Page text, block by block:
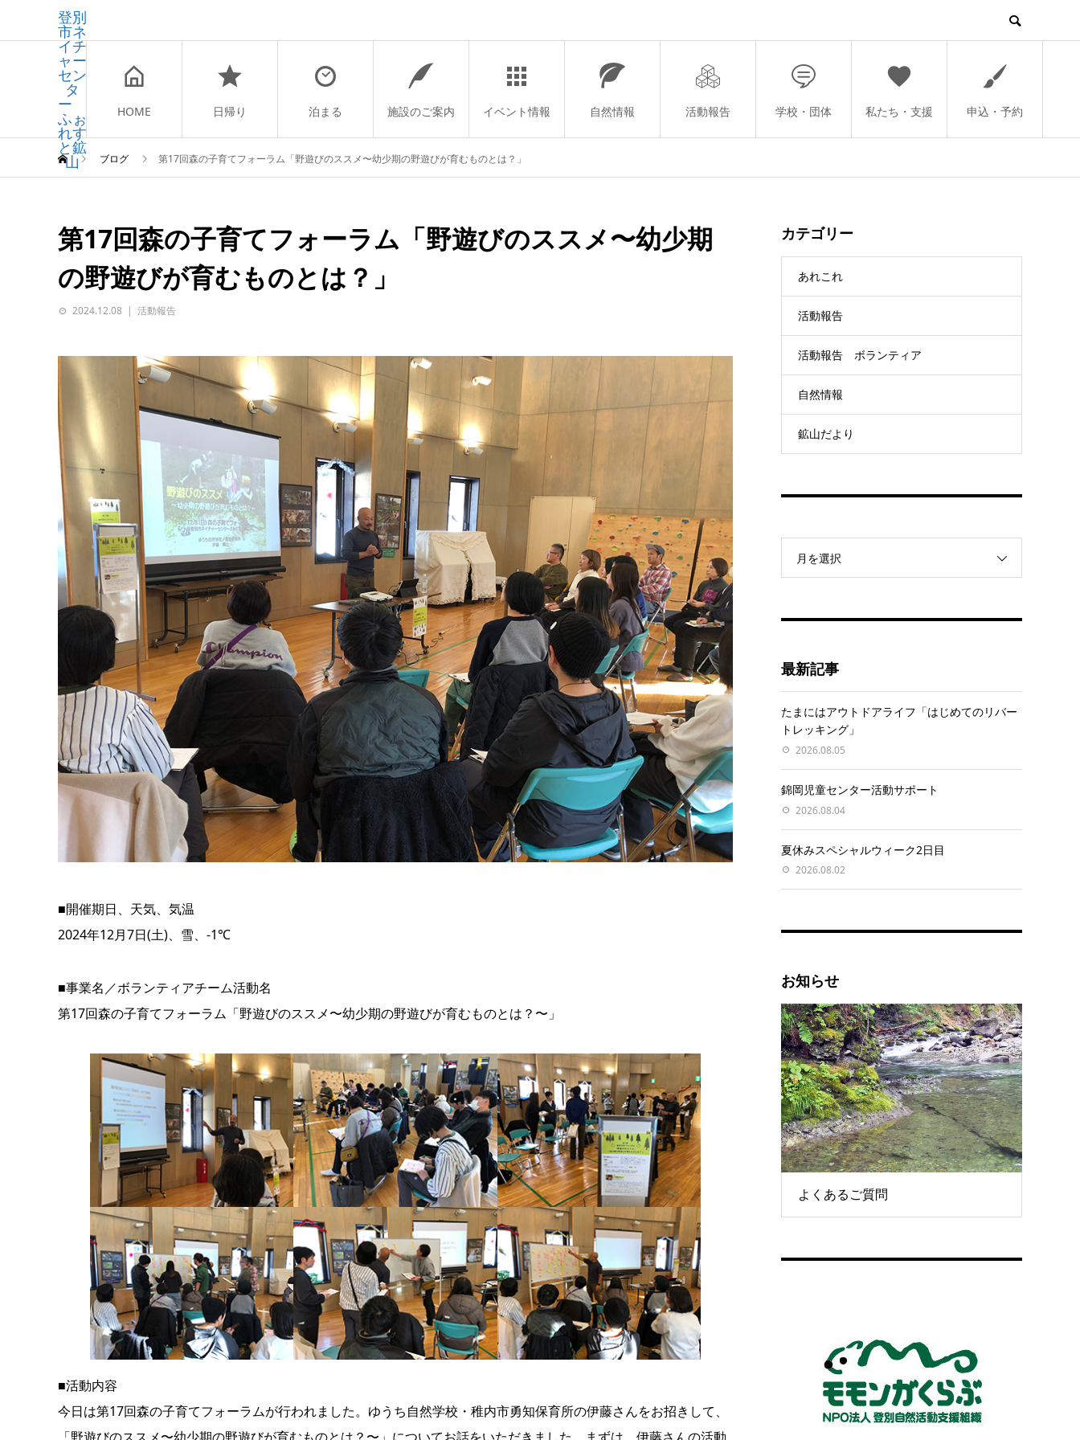
登別
市ネ
イチ
ャー
セン
タ
ー
ふぉ
れす
と鉱
山
HOME 日帰り 泊まる 施設のご案内 イベント情報 自然情報 活動報告 学校・団体 私たち・支援 申込・予約
ブログ 第17回森の子育てフォーラム「野遊びのススメ〜幼少期の野遊びが育むものとは？」
第17回森の子育てフォーラム「野遊びのススメ〜幼少期
の野遊びが育むものとは？」
2024.12.08 活動報告
■開催期日、天気、気温
2024年12月7日(土)、雪、-1℃
■事業名／ボランティアチーム活動名
第17回森の子育てフォーラム「野遊びのススメ〜幼少期の野遊びが育むものとは？〜」
■活動内容
今日は第17回森の子育てフォーラムが行われました。ゆうち自然学校・稚内市勇知保育所の伊藤さんをお招きして、
カテゴリー
あれこれ
活動報告
活動報告 ボランティア
自然情報
鉱山だより
月を選択
最新記事
たまにはアウトドアライフ「はじめてのリバー
トレッキング」
2026.08.05
錦岡児童センター活動サポート
2026.08.04
夏休みスペシャルウィーク2日目
2026.08.02
お知らせ
よくあるご質問